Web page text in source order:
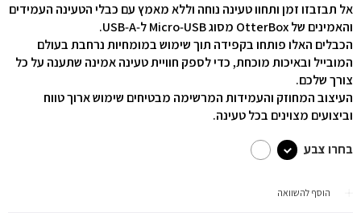
אל תבזבזו זמן ותחוו טעינה נוחה וללא מאמץ עם כבלי הטעינה העמידים
והאמינים של OtterBox מסוג Micro‑USB ל‑USB‑A.
הכבלים האלו פותחו בקפידה תוך שימוש במומחיות נרחבת בעולם
המובייל ובאיכות מוכחת, כדי לספק חוויית טעינה אמינה שתענה על כל
צורך שלכם.
העיצוב המחוזק והעמידות המרשימה מבטיחים שימוש ארוך טווח
וביצועים מצוינים בכל טעינה.
בחרו צבע
הוסף להשוואה